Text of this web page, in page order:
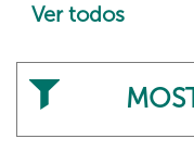
Ver todos